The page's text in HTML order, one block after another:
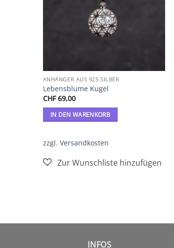
ANHÄNGER AUS 925 SILBER
Lebensblume Kugel
CHF69,00
IN DEN WARENKORB
zzgl. Versandkosten
INFOS